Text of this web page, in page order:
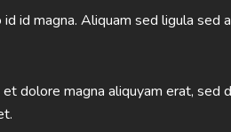
id magna. Aliquam sed ligula
dolore magna aliquyam erat,